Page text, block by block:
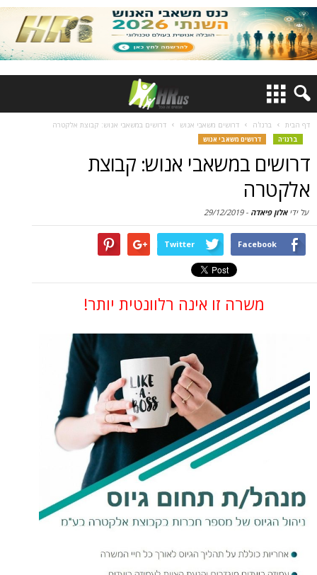
דף הבית ברנז'ה דרושים משאבי אנוש דרושים במשאבי אנוש: קבוצת אלקטרה
ברנז'ה דרושים משאבי אנוש
דרושים במשאבי אנוש: קבוצת
אלקטרה
על ידיאלון פיאדה -
29/12/2019
Facebook
Twitter
משרה זו אינה רלוונטית יותר!